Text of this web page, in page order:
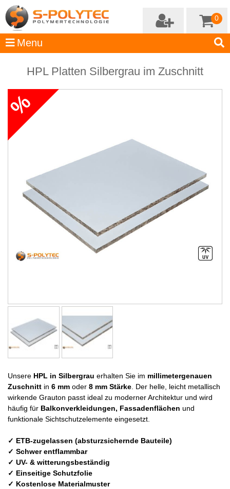
0
HPL Platten Silbergrau im Zuschnitt
Unsere HPL in Silbergrau erhalten Sie im millimetergenauen
Zuschnitt in 6 mm oder 8 mm Stärke . Der helle, leicht metallisch
wirkende Grauton passt ideal zu moderner Architektur und wird
häufig für Balkonverkleidungen, Fassadenflächen und
funktionale Sichtschutzelemente eingesetzt.
✓ ETB-zugelassen (absturzsichernde Bauteile)
✓ Schwer entflammbar
✓ UV- & witterungsbeständig
✓ Einseitige Schutzfolie
✓ Kostenlose Materialmuster